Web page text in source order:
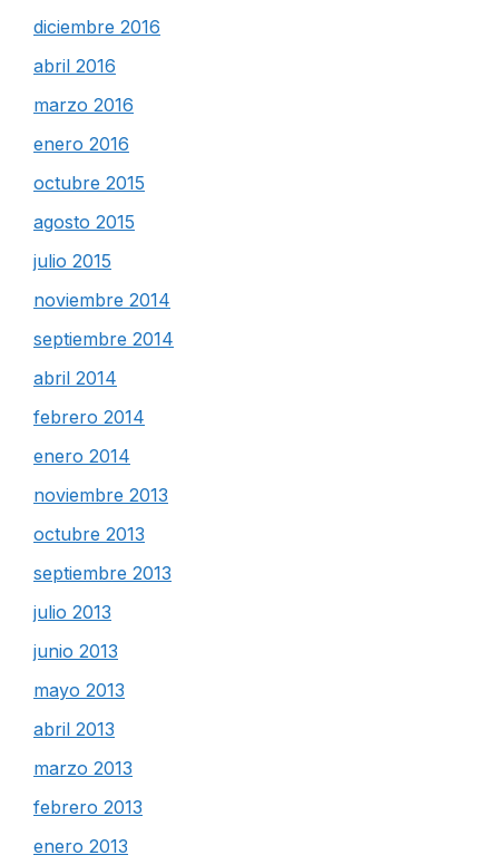
diciembre 2016
abril 2016
marzo 2016
enero 2016
octubre 2015
agosto 2015
julio 2015
noviembre 2014
septiembre 2014
abril 2014
febrero 2014
enero 2014
noviembre 2013
octubre 2013
septiembre 2013
julio 2013
junio 2013
mayo 2013
abril 2013
marzo 2013
febrero 2013
enero 2013